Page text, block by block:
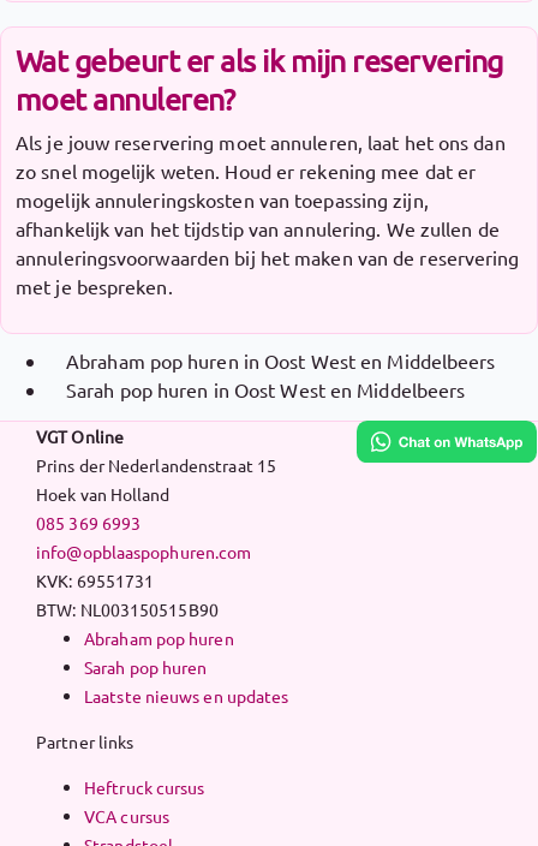
Wat gebeurt er als ik mijn reservering
moet annuleren?
Als je jouw reservering moet annuleren, laat het ons dan
zo snel mogelijk weten. Houd er rekening mee dat er
mogelijk annuleringskosten van toepassing zijn,
afhankelijk van het tijdstip van annulering. We zullen de
annuleringsvoorwaarden bij het maken van de reservering
met je bespreken.
Abraham pop huren in Oost West en Middelbeers
Sarah pop huren in Oost West en Middelbeers
VGT Online
Prins der Nederlandenstraat 15
Hoek van Holland
085 369 6993
info@opblaaspophuren.com
KVK: 69551731
BTW: NL003150515B90
Abraham pop huren
Sarah pop huren
Laatste nieuws en updates
Partner links
Heftruck cursus
VCA cursus